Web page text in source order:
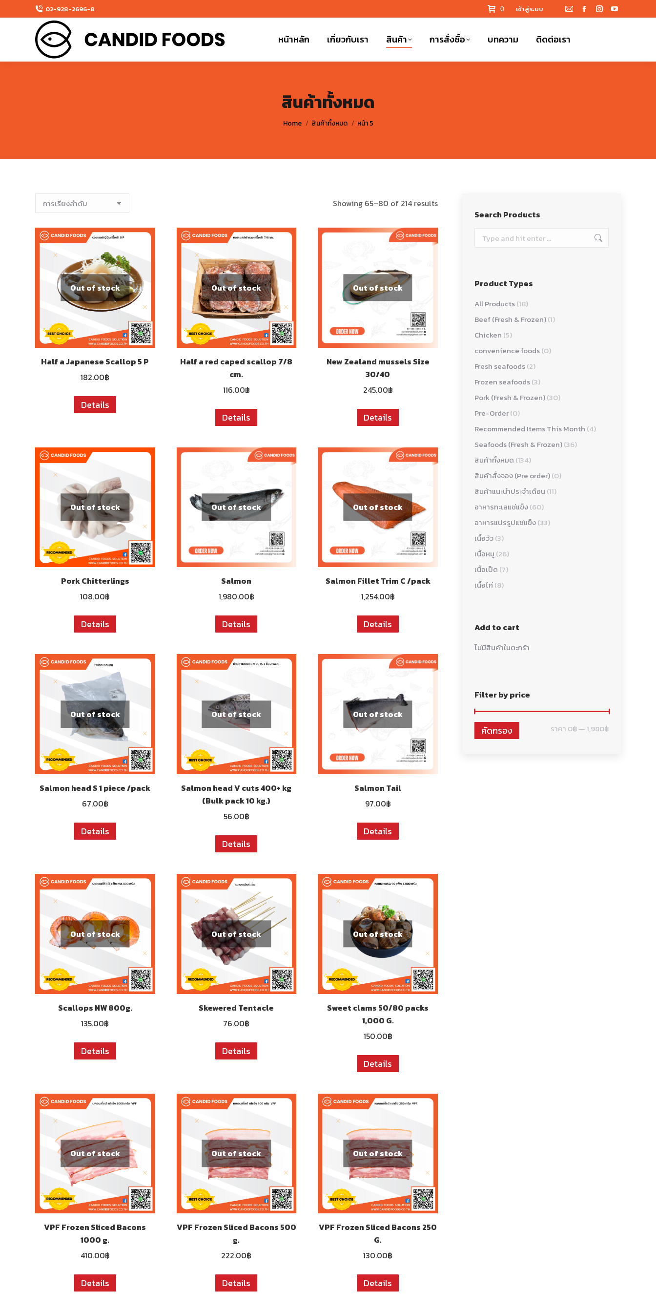
02-928-2696-8 0 เข้าสู่ระบบ
Mail
opens
new
Facebook
new
Instagram
new
YouTube
new
หน้าหลัก เกี่ยวกับเรา สินค้า การสั่งซื้อ บทความ ติดต่อเรา
สินค้าทั้งหมด
You are here:
Home สินค้าทั้งหมด หน้า 5
Showing 65–80 of 214 results
Out of stock
Half a Japanese Scallop 5 P
182.00฿
Details
Out of stock
Half a red caped scallop 7/8
cm.
116.00฿
Details
Out of stock
New Zealand mussels Size
30/40
245.00฿
Details
Out of stock
Pork Chitterlings
108.00฿
Details
Out of stock
Salmon
1,980.00฿
Details
Out of stock
Salmon Fillet Trim C /pack
1,254.00฿
Details
Out of stock
Salmon head S 1 piece /pack
67.00฿
Details
Out of stock
Salmon head V cuts 400+ kg
(Bulk pack 10 kg.)
56.00฿
Details
Out of stock
Salmon Tail
97.00฿
Details
Out of stock
Scallops NW 800g.
135.00฿
Details
Out of stock
Skewered Tentacle
76.00฿
Details
Out of stock
Sweet clams 50/80 packs
1,000 G.
150.00฿
Details
Out of stock
VPF Frozen Sliced Bacons
1000 g.
410.00฿
Details
Out of stock
VPF Frozen Sliced Bacons 500
g.
222.00฿
Details
Out of stock
VPF Frozen Sliced ​​Bacons 250
G.
130.00฿
Details
Search Products
Search:
Product Types
All Products(18)
Beef (Fresh & Frozen)(1)
Chicken (5)
convenience foods(0)
Fresh seafoods(2)
Frozen seafoods(3)
Pork (Fresh & Frozen)(30)
Pre-Order(0)
Recommended Items This Month (4)
Seafoods (Fresh & Frozen)(36)
สินค้าทั้งหมด (134)
สินค้าสั่งจอง (Pre order)(0)
สินค้าแนะนำประจำเดือน (11)
อาหารทะเลแช่แข็ง(60)
อาหารแปรรูปแช่แข็ง(33)
เนื้อวัว(3)
เนื้อหมู (26)
เนื้อเป็ด (7)
เนื้อไก่(8)
Add to cart
ไม่มีสินค้าในตะกร้า
Filter by price
ราคา
ราคา
คัดกรอง ราคา 0฿—1,980฿